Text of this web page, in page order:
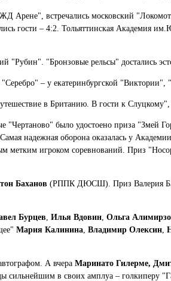
Арене", встречались московский
гости – 4:2. Тольяттинская Академия
"Рубин". "Бронзовые рельсы" достались
– у екатеринбургской
в Британию. В гости к
было удостоено приза "Змей
надежная оборона оказалась у
метким игроком соревнований. Приз
Баханов (РППК ДЮСШ). Приз Валерия
Бурцев Илья Вдовин Ольга
Мария Калинина Владимир Олексин
А вчера Маринато Гилерме,
сильнейшим в своих амплуа – голкиперу